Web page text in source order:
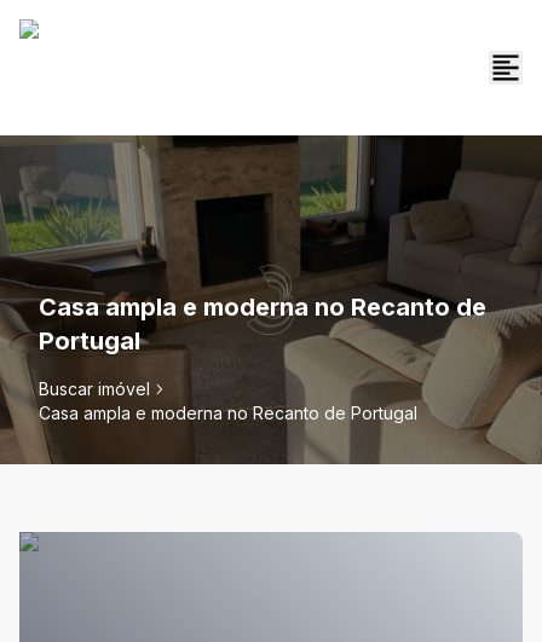
Casa ampla e moderna no Recanto de
Portugal
Buscar imóvel
Casa ampla e moderna no Recanto de Portugal